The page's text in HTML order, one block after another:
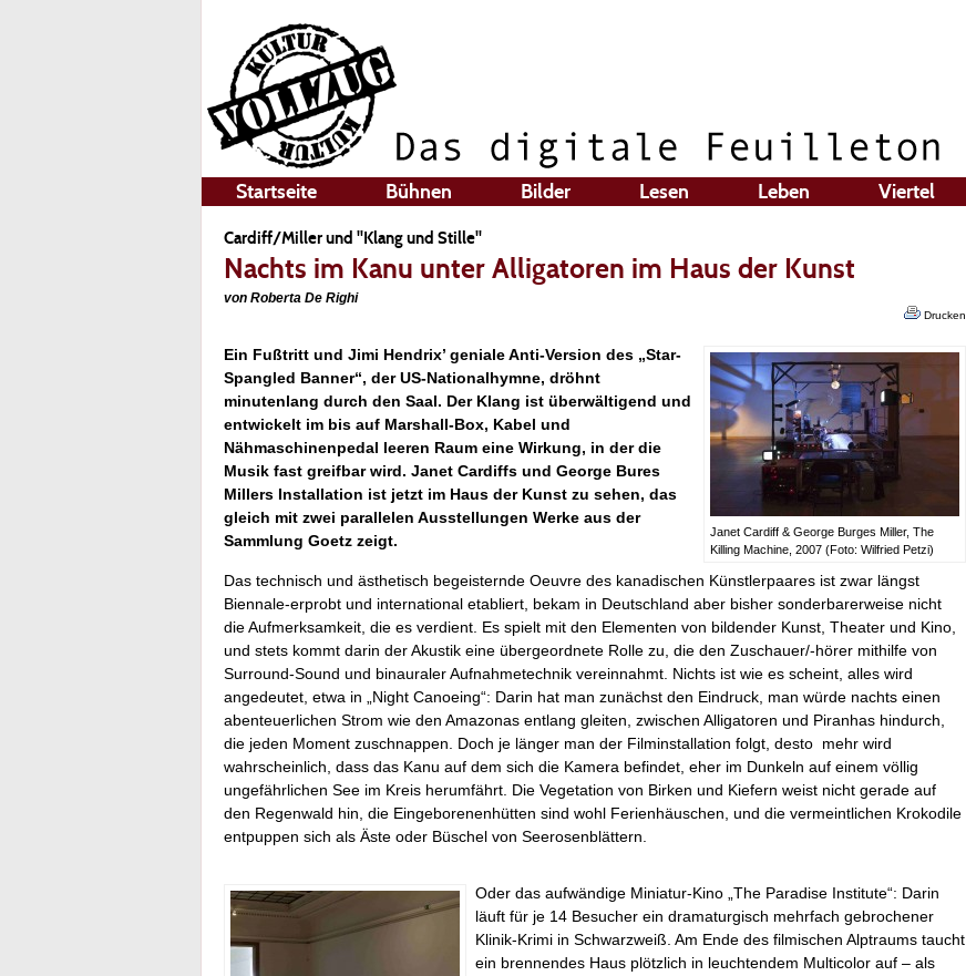
Startseite Bühnen Bilder Lesen Leben Viertel
Cardiff/Miller und "Klang und Stille"
Nachts im Kanu unter Alligatoren im Haus der Kunst
von Roberta De Righi
Drucken
Janet Cardiff & George Burges Miller, The
Killing Machine, 2007 (Foto: Wilfried Petzi)
Ein Fußtritt und Jimi Hendrix’ geniale Anti-Version des „Star-
Spangled Banner“, der US-Nationalhymne, dröhnt
minutenlang durch den Saal. Der Klang ist überwältigend und
entwickelt im bis auf Marshall-Box, Kabel und
Nähmaschinenpedal leeren Raum eine Wirkung, in der die
Musik fast greifbar wird. Janet Cardiffs und George Bures
Millers Installation ist jetzt im Haus der Kunst zu sehen, das
gleich mit zwei parallelen Ausstellungen Werke aus der
Sammlung Goetz zeigt.
Das technisch und ästhetisch begeisternde Oeuvre des kanadischen Künstlerpaares ist zwar längst
Biennale-erprobt und international etabliert, bekam in Deutschland aber bisher sonderbarerweise nicht
die Aufmerksamkeit, die es verdient. Es spielt mit den Elementen von bildender Kunst, Theater und Kino,
und stets kommt darin der Akustik eine übergeordnete Rolle zu, die den Zuschauer/-hörer mithilfe von
Surround-Sound und binauraler Aufnahmetechnik vereinnahmt. Nichts ist wie es scheint, alles wird
angedeutet, etwa in „Night Canoeing“: Darin hat man zunächst den Eindruck, man würde nachts einen
abenteuerlichen Strom wie den Amazonas entlang gleiten, zwischen Alligatoren und Piranhas hindurch,
die jeden Moment zuschnappen. Doch je länger man der Filminstallation folgt, desto mehr wird
wahrscheinlich, dass das Kanu auf dem sich die Kamera befindet, eher im Dunkeln auf einem völlig
ungefährlichen See im Kreis herumfährt. Die Vegetation von Birken und Kiefern weist nicht gerade auf
den Regenwald hin, die Eingeborenenhütten sind wohl Ferienhäuschen, und die vermeintlichen Krokodile
entpuppen sich als Äste oder Büschel von Seerosenblättern.
Oder das aufwändige Miniatur-Kino „The Paradise Institute“: Darin
läuft für je 14 Besucher ein dramaturgisch mehrfach gebrochener
Klinik-Krimi in Schwarzweiß. Am Ende des filmischen Alptraums taucht
ein brennendes Haus plötzlich in leuchtendem Multicolor auf – als